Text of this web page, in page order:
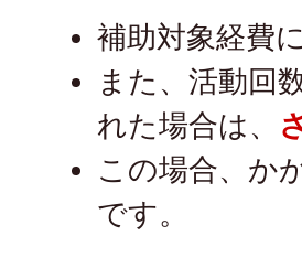
補助対象経費
また、活動回
れた場合は、
この場合、か
です。